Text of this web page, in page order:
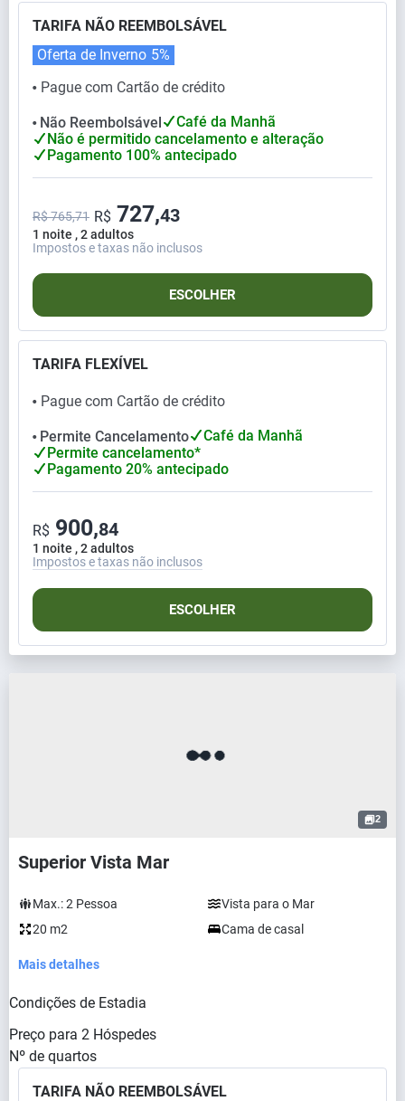
TARIFA NÃO REEMBOLSÁVEL
⬤ Pague com Cartão de crédito
Oferta de Inverno 5%
⬤ Não Reembolsável
Café da Manhã
Não é permitido cancelamento e alteração
Pagamento 100% antecipado
1 noite , 2 adultos
R$ 765,71 R$ 727,43
Impostos e taxas não inclusos
ESCOLHER
TARIFA FLEXÍVEL
⬤ Pague com Cartão de crédito
⬤ Permite Cancelamento
Café da Manhã
Permite cancelamento*
Pagamento 20% antecipado
1 noite , 2 adultos
R$ 900,84
Impostos e taxas não inclusos
ESCOLHER
2
Superior Vista Mar
Max.:2 Pessoa
Vista para o Mar
20 m2
Cama de casal
Mais detalhes
Condições de Estadia
Preço para 2 Hóspedes
Nº de quartos
TARIFA NÃO REEMBOLSÁVEL